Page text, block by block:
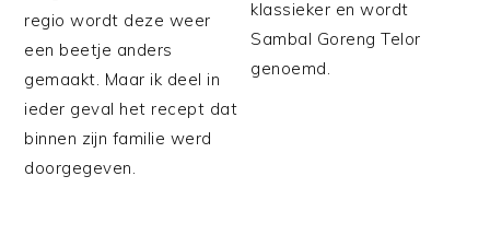
regio wordt deze weer
een beetje anders
gemaakt. Maar ik deel in
ieder geval het recept dat
binnen zijn familie werd
doorgegeven.
klassieker en wordt
Sambal Goreng Telor
genoemd.